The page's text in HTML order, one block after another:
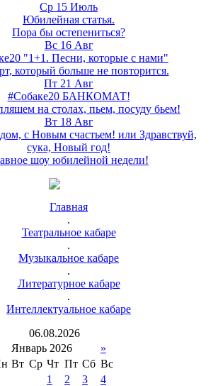
Ср 15 Июль
Юбилейная статья.
Пора бы остепениться?
Вс 16 Авг
"1+1. Песни, которые с нами"
который больше не повторится.
Пт 21 Авг
#Собаке20 БАНКОМАТ!
на столах, пьем, посуду бьем!
Вт 18 Авг
с Новым счастьем! или Здравствуй,
сука, Новый год!
шоу юбилейной недели!
Главная
.
Театральное кабаре
.
Музыкальное кабаре
.
Литературное кабаре
.
Интеллектуальное кабаре
06.08.2026
Январь 2026
»
Вт Ср Чт Пт Сб Вс
1
2 3
4